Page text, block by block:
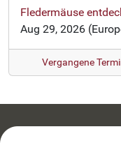
Fledermäuse
Aug 29, 2026
Vergangene